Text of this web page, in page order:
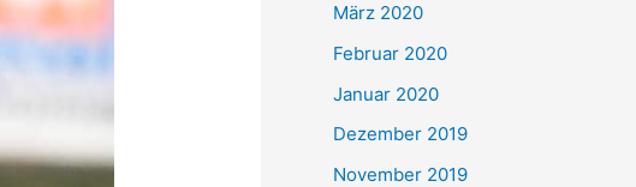
März 2020
Februar 2020
Januar 2020
Dezember 2019
November 2019